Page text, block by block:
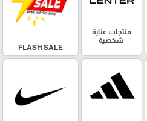
منتجات عناية
شخصية
FLASH SALE